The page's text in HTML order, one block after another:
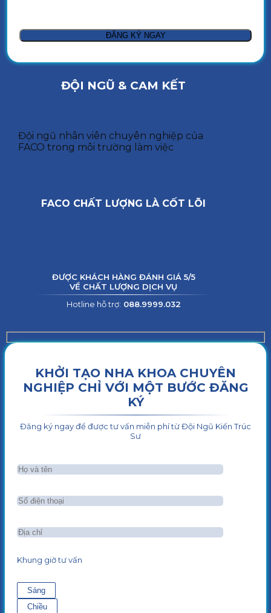
ĐỘI NGŨ & CAM KẾT
Đội ngũ nhân viên chuyên nghiệp của
FACO trong môi trường làm việc
FACO CHẤT LƯỢNG LÀ CỐT LÕI
ĐƯỢC KHÁCH HÀNG ĐÁNH GIÁ 5/5
VỀ CHẤT LƯỢNG DỊCH VỤ
Hotline hỗ trợ: 088.9999.032
KHỞI TẠO NHA KHOA CHUYÊN
NGHIỆP CHỈ VỚI MỘT BƯỚC ĐĂNG
KÝ
Đăng ký ngay để được tư vấn miễn phí từ Đội Ngũ Kiến Trúc
Sư
Khung giờ tư vấn
Sáng
Chiều